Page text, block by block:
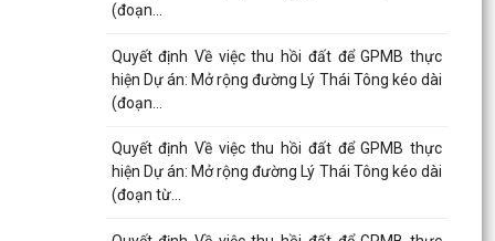
(đoạn...
Quyết định Về việc thu hồi đất để GPMB thực
hiện Dự án: Mở rộng đường Lý Thái Tông kéo dài
(đoạn...
Quyết định về việc thu hồi đất để GPMB thực
hiện Dự án: Mở rộng đường Lý Thái Tông kéo dài
(đoạn...